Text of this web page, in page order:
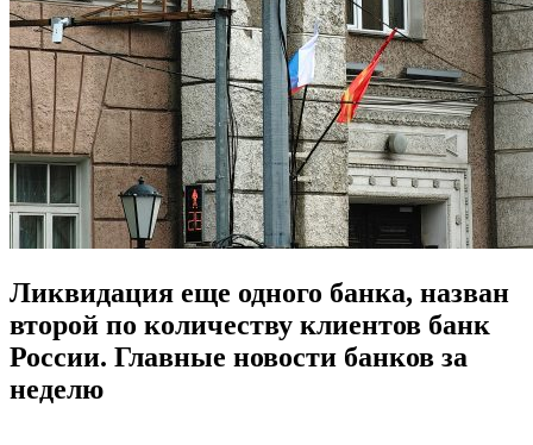
Ликвидация еще одного банка, назван
второй по количеству клиентов банк
России. Главные новости банков за
неделю